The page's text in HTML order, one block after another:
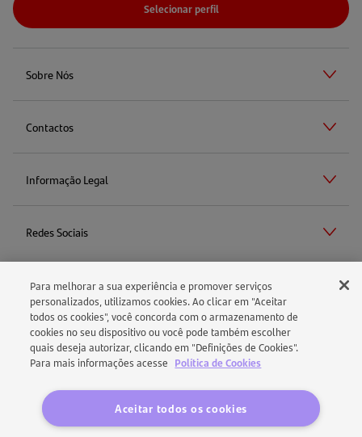
Selecionar perfil
Sobre Nós
Contactos
Informação Legal
Redes Sociais
Aviso Legal
Política de Cookies
Política de Proteção de Dados
Segurança e Confidencialidade
Para melhorar a sua experiência e promover serviços
personalizados, utilizamos cookies. Ao clicar em "Aceitar
todos os cookies", você concorda com o armazenamento de
cookies no seu dispositivo ou você pode também escolher
quais deseja autorizar, clicando em "Definições de Cookies".
Para mais informações acesse Política de Cookies
Aceitar todos os cookies